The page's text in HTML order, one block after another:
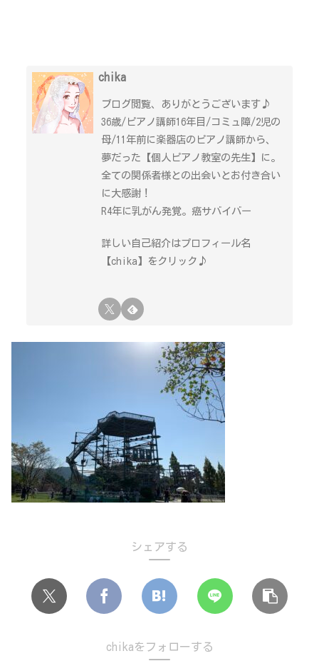
chika
ブログ閲覧、ありがとうございます♪
36歳/ピアノ講師16年目/コミュ障/2児の
母/11年前に楽器店のピアノ講師から、
夢だった【個人ピアノ教室の先生】に。
全ての関係者様との出会いとお付き合い
に大感謝！
R4年に乳がん発覚。癌サバイバー
詳しい自己紹介はプロフィール名
【chika】をクリック♪
シェアする
chikaをフォローする